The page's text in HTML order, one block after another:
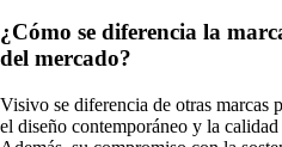
¿Cómo se diferencia la
del mercado?
Visivo se diferencia de otras marcas
el diseño contemporáneo y la